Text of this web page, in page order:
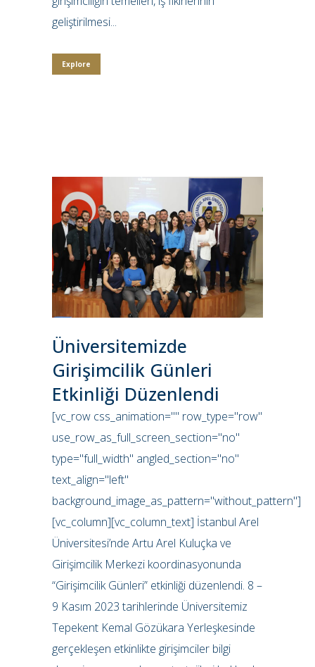
geliştirilmesi...
Explore
Üniversitemizde
Girişimcilik Günleri
Etkinliği Düzenlendi
[vc_row css_animation="" row_type="row"
use_row_as_full_screen_section="no"
type="full_width" angled_section="no"
text_align="left"
background_image_as_pattern="without_pattern"]
[vc_column][vc_column_text] İstanbul Arel
Üniversitesi’nde Artu Arel Kuluçka ve
Girişimcilik Merkezi koordinasyonunda
“Girişimcilik Günleri” etkinliği düzenlendi. 8 –
9 Kasım 2023 tarihlerinde Üniversitemiz
Tepekent Kemal Gözükara Yerleşkesinde
gerçekleşen etkinlikte girişimciler bilgi